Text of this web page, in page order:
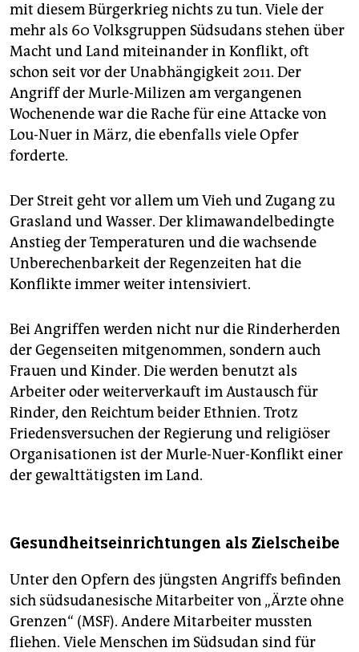
mit diesem Bürgerkrieg nichts zu tun. Viele der
mehr als 60 Volksgruppen Südsudans stehen über
Macht und Land miteinander in Konflikt, oft
schon seit vor der Unabhängigkeit 2011. Der
Angriff der Murle-Milizen am vergangenen
Wochenende war die Rache für eine Attacke von
Lou-Nuer in März, die ebenfalls viele Opfer
forderte.
Der Streit geht vor allem um Vieh und Zugang zu
Grasland und Wasser. Der klimawandelbedingte
Anstieg der Temperaturen und die wachsende
Unberechenbarkeit der Regenzeiten hat die
Konflikte immer weiter intensiviert.
Bei Angriffen werden nicht nur die Rinderherden
der Gegenseiten mitgenommen, sondern auch
Frauen und Kinder. Die werden benutzt als
Arbeiter oder weiterverkauft im Austausch für
Rinder, den Reichtum beider Ethnien. Trotz
Friedensversuchen der Regierung und religiöser
Organisationen ist der Murle-Nuer-Konflikt einer
der gewalttätigsten im Land.
Gesundheitseinrichtungen als Zielscheibe
Unter den Opfern des jüngsten Angriffs befinden
sich südsudanesische Mitarbeiter von „Ärzte ohne
Grenzen“ (MSF). Andere Mitarbeiter mussten
fliehen. Viele Menschen im Südsudan sind für